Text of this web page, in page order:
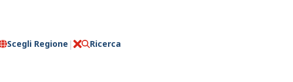
Scegli Regione Ricerca